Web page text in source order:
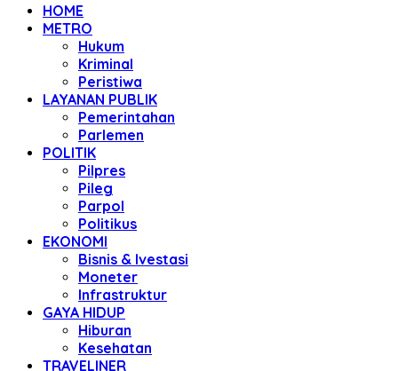
HOME
METRO
Hukum
Kriminal
Peristiwa
LAYANAN PUBLIK
Pemerintahan
Parlemen
POLITIK
Pilpres
Pileg
Parpol
Politikus
EKONOMI
Bisnis & Ivestasi
Moneter
Infrastruktur
GAYA HIDUP
Hiburan
Kesehatan
TRAVELINER